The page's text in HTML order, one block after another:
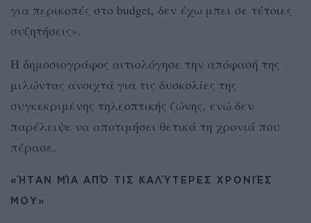
για περικοπές στο budget, δεν έχω μπει σε τέτοιες
συζητήσεις».
Η δημοσιογράφος αιτιολόγησε την απόφασή της
μιλώντας ανοιχτά για τις δυσκολίες της
συγκεκριμένης τηλεοπτικής ζώνης, ενώ δεν
παρέλειψε να αποτιμήσει θετικά τη χρονιά που
πέρασε.
«ΉΤΑΝ ΜΊΑ ΑΠΌ ΤΙΣ ΚΑΛΎΤΕΡΕΣ ΧΡΟΝΙΈΣ
ΜΟΥ»